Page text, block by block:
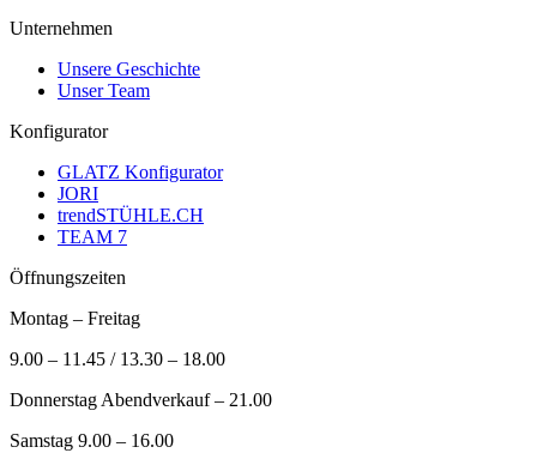
Unternehmen
Unsere Geschichte
Unser Team
Konfigurator
GLATZ Konfigurator
JORI
trendSTÜHLE.CH
TEAM 7
Öffnungszeiten
Montag – Freitag
9.00 – 11.45 / 13.30 – 18.00
Donnerstag Abendverkauf – 21.00
Samstag 9.00 – 16.00